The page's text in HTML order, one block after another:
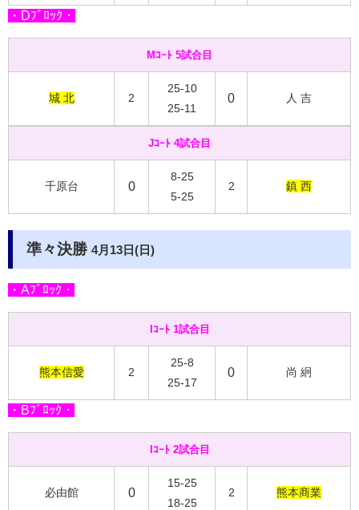
・Dﾌﾞﾛｯｸ・
Mｺｰﾄ 5試合目
城 北 2
25-10
25-11
0 人 吉
Jｺｰﾄ 4試合目
千原台 0
8-25
5-25
2 鎮 西
準々決勝 4月13日(日)
・Aﾌﾞﾛｯｸ・
Iｺｰﾄ 1試合目
熊本信愛 2
25-8
25-17
0 尚 絅
・Bﾌﾞﾛｯｸ・
Iｺｰﾄ 2試合目
必由館 0
15-25
18-25
2 熊本商業